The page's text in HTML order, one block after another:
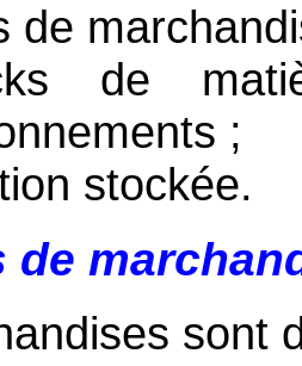
de
de
;
stockée.
de
sont